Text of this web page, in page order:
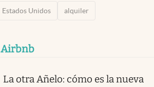
Estados Unidos alquiler
Airbnb
La otra Añelo: cómo es la nueva